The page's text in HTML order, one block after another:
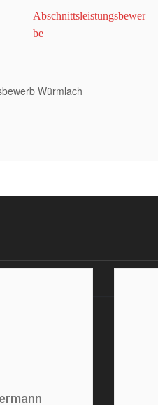
Abschnittsleistungsbewer
be
Würmlach